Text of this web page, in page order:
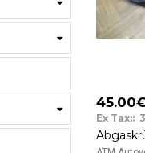
Ex Tax::